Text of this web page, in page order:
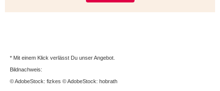
* Mit einem Klick verlässt Du unser Angebot.
Bildnachweis:
© AdobeStock: fizkes © AdobeStock: hobrath